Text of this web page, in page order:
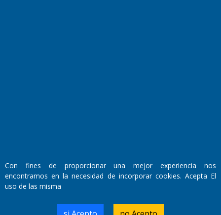
Director Periodístico:
Walter René Goñi
Domicilio Legal: José Ingenieros 855,
Con fines de proporcionar una mejor experiencia nos
encontramos en la necesidad de incorporar cookies. Acepta El
uso de las misma